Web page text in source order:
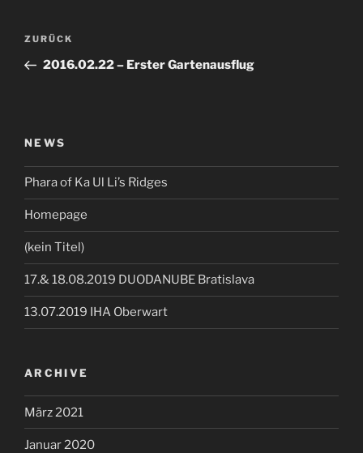
Beitragsnavigation
Vorheriger
Beitrag
ZURÜCK
2016.02.22 – Erster Gartenausflug
NEWS
Phara of Ka Ul Li’s Ridges
Homepage
(kein Titel)
17.& 18.08.2019 DUODANUBE Bratislava
13.07.2019 IHA Oberwart
ARCHIVE
März 2021
Januar 2020